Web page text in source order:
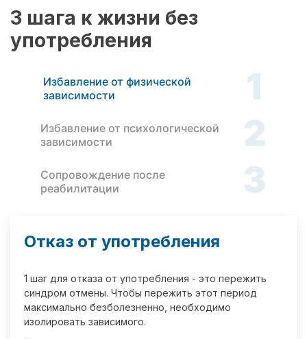
3 шага к жизни без
употребления
Избавление от физической
зависимости
1
Избавление от психологической
зависимости
2
Сопровождение после
реабилитации
3
Отказ от употребления
1 шаг для отказа от употребления - это пережить
синдром отмены. Чтобы пережить этот период
максимально безболезненно, необходимо
изолировать зависимого.